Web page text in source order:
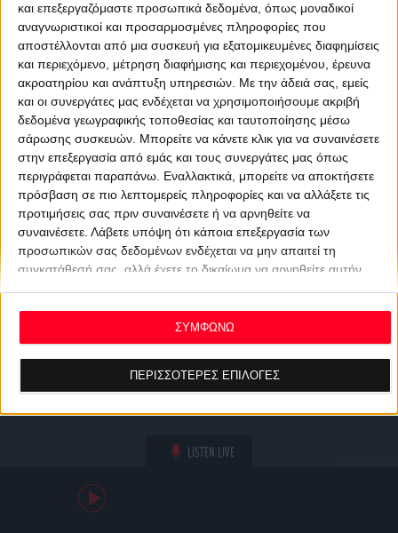
και επεξεργαζόμαστε προσωπικά δεδομένα, όπως μοναδικοί
αναγνωριστικοί και προσαρμοσμένες πληροφορίες που
αποστέλλονται από μια συσκευή για εξατομικευμένες διαφημίσεις
και περιεχόμενο, μέτρηση διαφήμισης και περιεχομένου, έρευνα
ακροατηρίου και ανάπτυξη υπηρεσιών. Με την άδειά σας, εμείς
και οι συνεργάτες μας ενδέχεται να χρησιμοποιήσουμε ακριβή
δεδομένα γεωγραφικής τοποθεσίας και ταυτοποίησης μέσω
σάρωσης συσκευών. Μπορείτε να κάνετε κλικ για να συναινέσετε
στην επεξεργασία από εμάς και τους συνεργάτες μας όπως
περιγράφεται παραπάνω. Εναλλακτικά, μπορείτε να αποκτήσετε
πρόσβαση σε πιο λεπτομερείς πληροφορίες και να αλλάξετε τις
προτιμήσεις σας πριν συναινέσετε ή να αρνηθείτε να
συναινέσετε. Λάβετε υπόψη ότι κάποια επεξεργασία των
προσωπικών σας δεδομένων ενδέχεται να μην απαιτεί τη
συγκατάθεσή σας, αλλά έχετε το δικαίωμα να αρνηθείτε αυτήν
ανακαλέσετε τη συγκατάθεσή σας ανά πάσα στιγμή
επιστρέφοντας σε αυτόν τον ιστότοπο και κάνοντας κλικ στο
κουμπί "Απορρήτου" στο κάτω μέρος της ιστοσελίδας.
ΠΕΡΙΣΣΟΤΕΡΕΣ ΕΠΙΛΟΓΕΣ
ΣΥΜΦΩΝΩ
LISTEN LIVE
About Offradio Business Class Terms & Conditions
Privacy Policy
Designed & developed byporcupine colors&Fotis Alexandrou